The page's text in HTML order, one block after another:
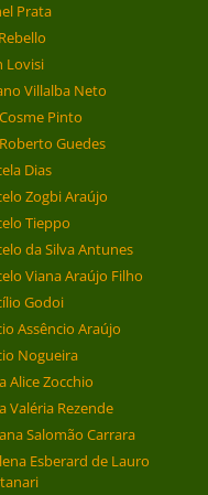
Prata
Lovisi
Villalba Neto
Pinto
Guedes
Dias
Zogbi Araújo
Tieppo
da Silva Antunes
Viana Araújo Filho
Godoi
Assêncio Araújo
Nogueira
Alice Zocchio
Valéria Rezende
Salomão Carrara
Esberard de Lauro